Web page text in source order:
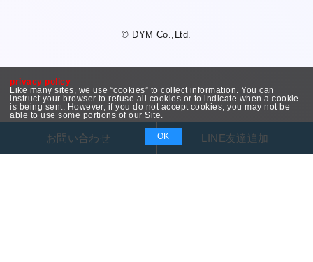
privacy policy
Like many sites, we use “cookies” to collect information. You can
instruct your browser to refuse all cookies or to indicate when a cookie
is being sent. However, if you do not accept cookies, you may not be
able to use some portions of our Site.
OK
お問い合わせ LINE友達追加
© DYM Co.,Ltd.